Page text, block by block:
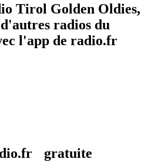
Tirol Golden Oldies,
radios du
l'app de radio.fr
gratuite